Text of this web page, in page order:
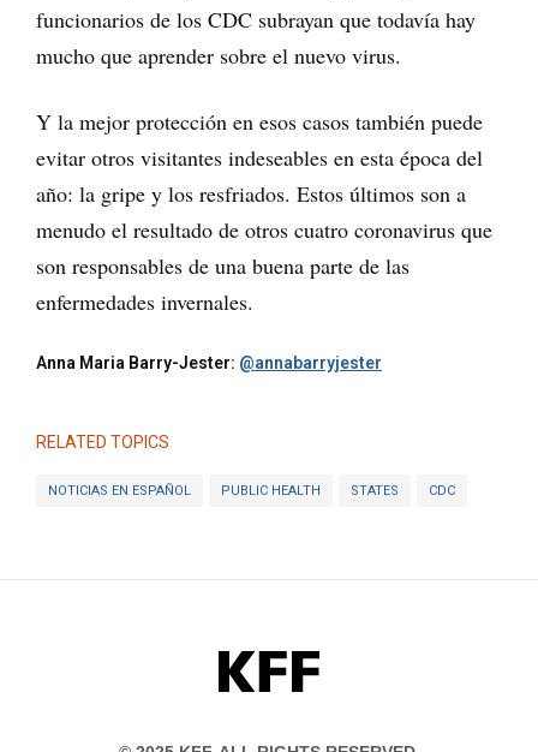
funcionarios de los CDC subrayan que todavía hay
mucho que aprender sobre el nuevo virus.
Y la mejor protección en esos casos también puede
evitar otros visitantes indeseables en esta época del
año: la gripe y los resfriados. Estos últimos son a
menudo el resultado de otros cuatro coronavirus que
son responsables de una buena parte de las
enfermedades invernales.
Anna Maria Barry-Jester: @annabarryjester
RELATED TOPICS
NOTICIAS EN ESPAÑOL PUBLIC HEALTH STATES CDC
KFF